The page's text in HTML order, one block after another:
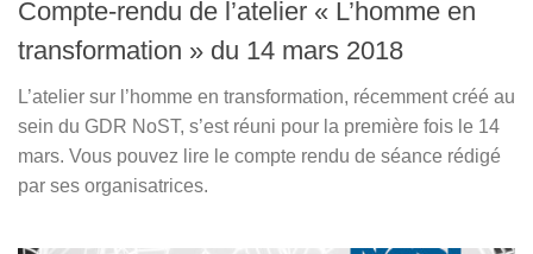
Compte-rendu de l’atelier « L’homme en
transformation » du 14 mars 2018
L’atelier sur l’homme en transformation, récemment créé au
sein du GDR NoST, s’est réuni pour la première fois le 14
mars. Vous pouvez lire le compte rendu de séance rédigé
par ses organisatrices.